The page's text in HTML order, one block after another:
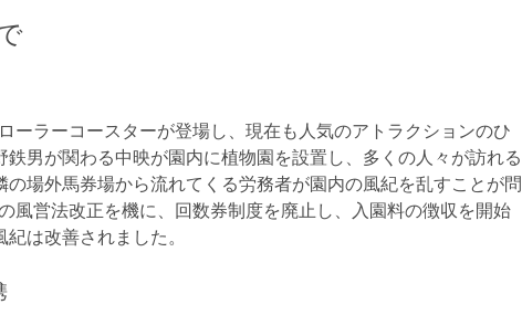
ーラーコースターが登場し、現在も人気のアトラクションのひ
男が関わる中映が園内に植物園を設置し、多くの人々が訪れる
場外馬券場から流れてくる労務者が園内の風紀を乱すことが問
風営法改正を機に、回数券制度を廃止し、入園料の徴収を開始
は改善されました。